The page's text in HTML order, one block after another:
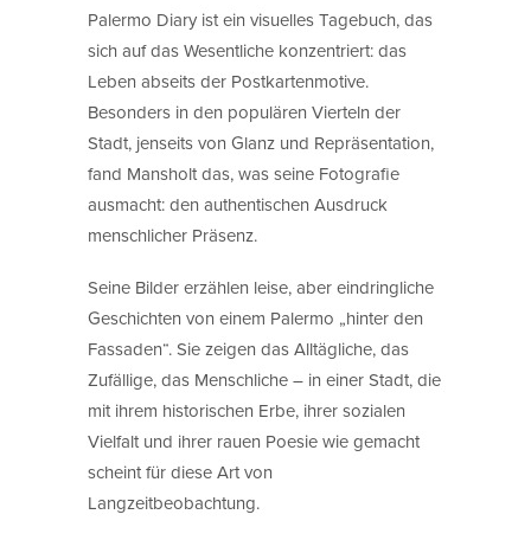
Palermo Diary ist ein visuelles Tagebuch, das
sich auf das Wesentliche konzentriert: das
Leben abseits der Postkartenmotive.
Besonders in den populären Vierteln der
Stadt, jenseits von Glanz und Repräsentation,
fand Mansholt das, was seine Fotografie
ausmacht: den authentischen Ausdruck
menschlicher Präsenz.
Seine Bilder erzählen leise, aber eindringliche
Geschichten von einem Palermo „hinter den
Fassaden“. Sie zeigen das Alltägliche, das
Zufällige, das Menschliche – in einer Stadt, die
mit ihrem historischen Erbe, ihrer sozialen
Vielfalt und ihrer rauen Poesie wie gemacht
scheint für diese Art von
Langzeitbeobachtung.